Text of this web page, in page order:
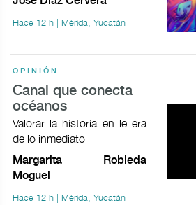
Hace 12 h | Mérida, Yucatán
OPINIÓN
Canal que conecta
océanos
Valorar la historia en le era
de lo inmediato
Margarita Robleda
Moguel
Hace 12 h | Mérida, Yucatán